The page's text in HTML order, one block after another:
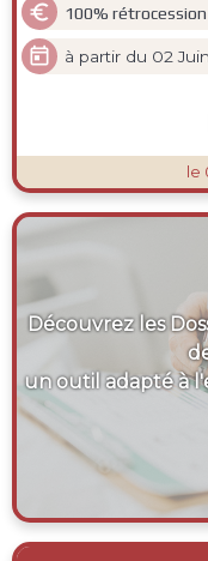
 100% rétrocession
 à partir du 02
le
Découvrez les
un outil adapté à